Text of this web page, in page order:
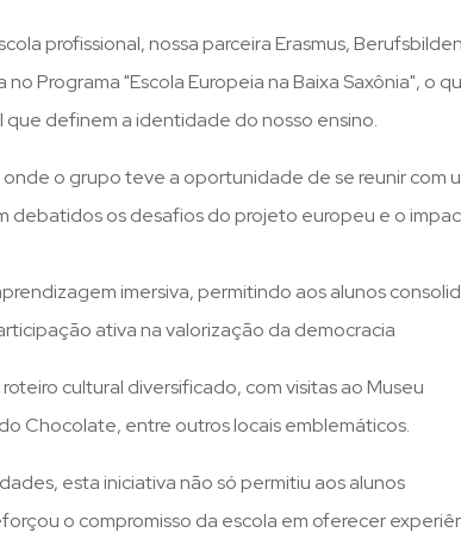
profissional, nossa parceira Erasmus,
Programa "Escola Europeia na Baixa Saxônia", o
definem a identidade do nosso ensino.
o grupo teve a oportunidade de se reunir com
debatidos os desafios do projeto europeu e o
imersiva, permitindo aos alunos
ativa na valorização da democracia
cultural diversificado, com visitas ao Museu
Chocolate, entre outros locais emblemáticos.
esta iniciativa não só permitiu aos alunos
o compromisso da escola em oferecer